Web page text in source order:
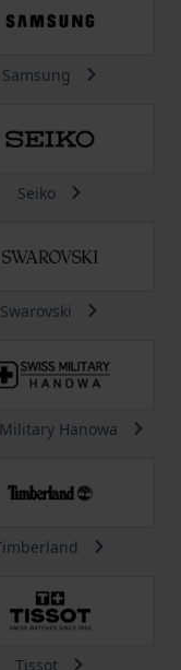
Samsung
Seiko
Swarovski
Hanowa
Tissot